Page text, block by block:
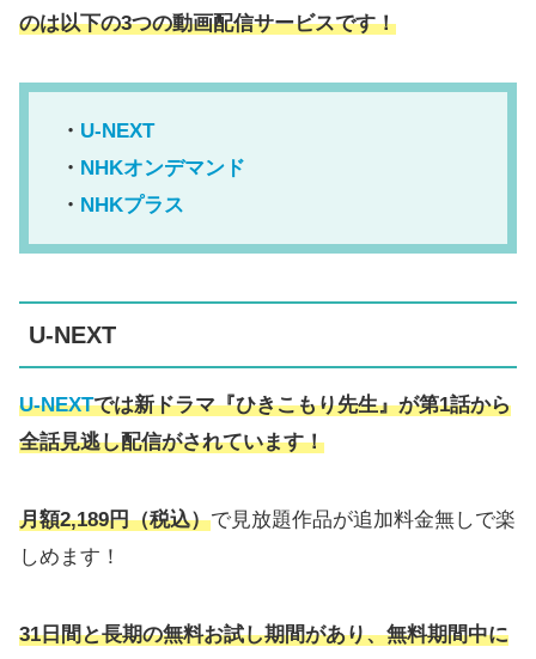
のは以下の3つの動画配信サービスです！
・ U-NEXT
・ NHKオンデマンド
・ NHKプラス
U-NEXT
U-NEXTでは新ドラマ『ひきこもり先生』が第1話から
全話見逃し配信がされています！
月額2,189円（税込）で見放題作品が追加料金無しで楽
しめます！
31日間と長期の無料お試し期間があり、無料期間中に